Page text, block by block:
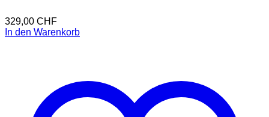
329,00 CHF
In den Warenkorb